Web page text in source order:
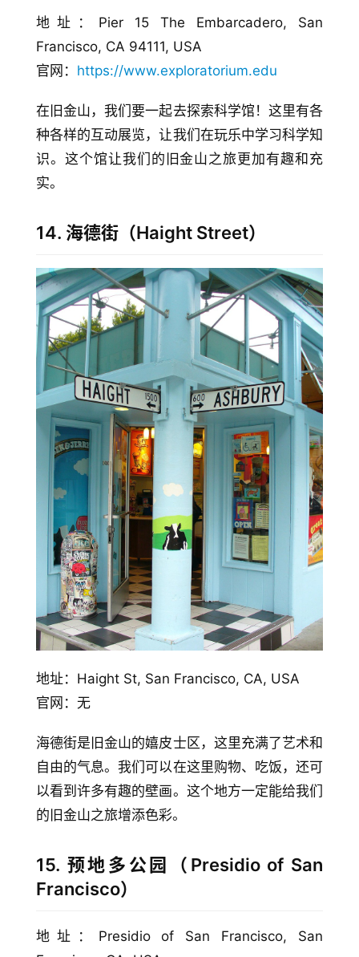
地址：Pier 15 The Embarcadero, San
Francisco, CA 94111, USA
官网： https://www.exploratorium.edu
在旧金山，我们要一起去探索科学馆！这里有各
种各样的互动展览，让我们在玩乐中学习科学知
识。这个馆让我们的旧金山之旅更加有趣和充
实。
14. 海德街（Haight Street）
地址：Haight St, San Francisco, CA, USA
官网：无
海德街是旧金山的嬉皮士区，这里充满了艺术和
自由的气息。我们可以在这里购物、吃饭，还可
以看到许多有趣的壁画。这个地方一定能给我们
的旧金山之旅增添色彩。
15. 预地多公园（Presidio of San
Francisco）
地址：Presidio of San Francisco, San